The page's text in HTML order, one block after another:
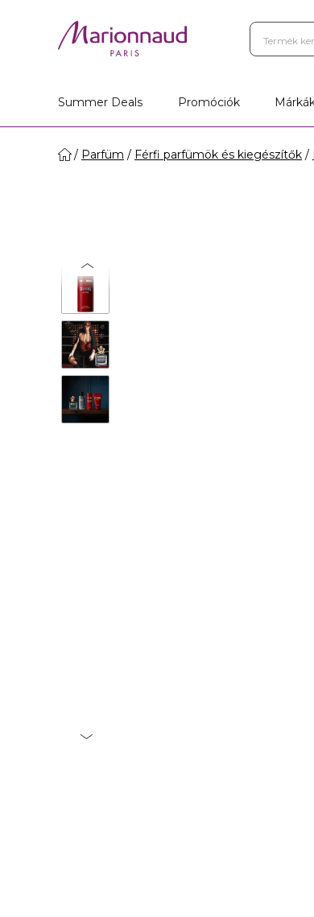
Summer Deals Promóciók
Parfüm Férfi parfümök és kiegészítők